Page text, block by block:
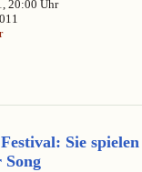
20:00 Uhr
Sie
Song